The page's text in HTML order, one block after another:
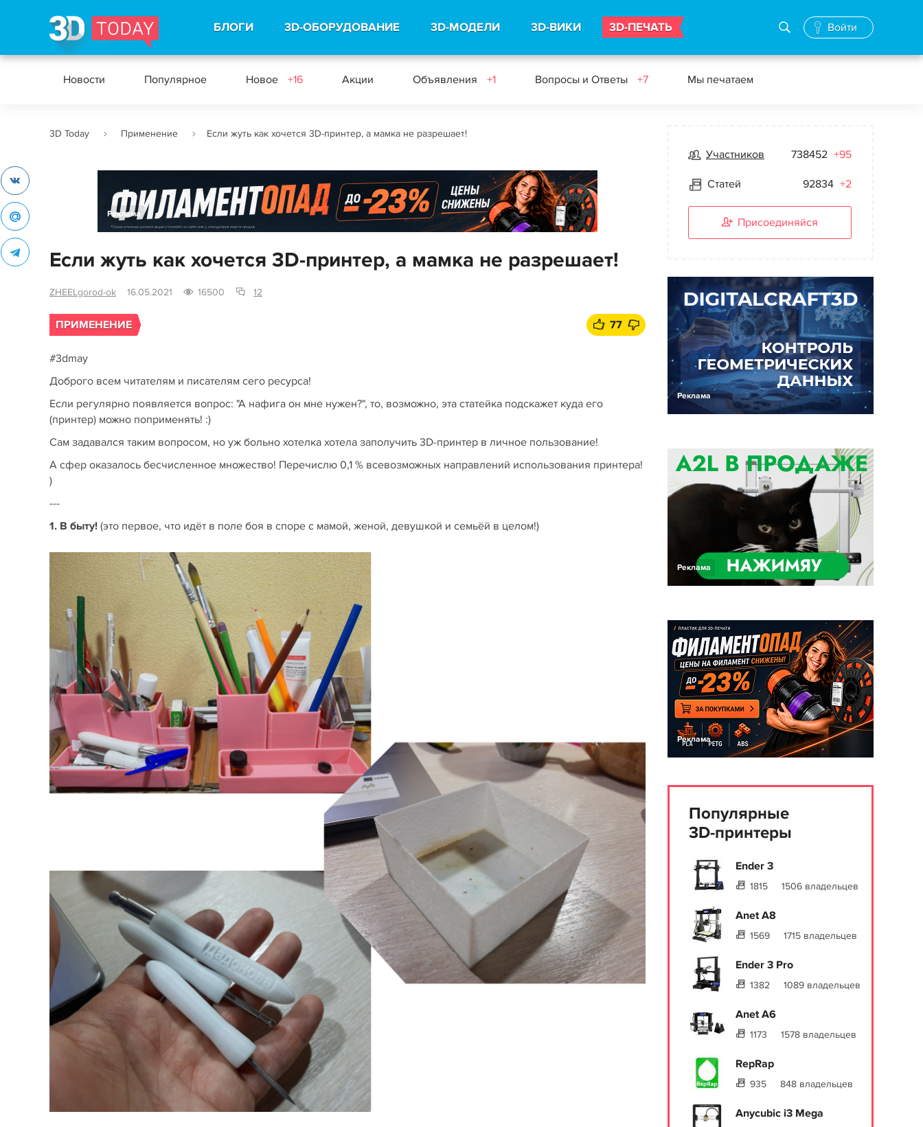
БЛОГИ 3D-ОБОРУДОВАНИЕ 3D-МОДЕЛИ 3D-ВИКИ 3D-ПЕЧАТЬ Войти
Новости Популярное Новое +16 Акции Объявления +1 Вопросы и Ответы +7 Мы печатаем
3D Today Применение Если жуть как хочется 3D-принтер, а мамка не разрешает!
Реклама
Если жуть как хочется 3D-принтер, а мамка не разрешает!
ZHEELgorod-ok 16.05.2021 16500 12
ПРИМЕНЕНИЕ 77
#3dmay
Доброго всем читателям и писателям сего ресурса!
Если регулярно появляется вопрос: "А нафига он мне нужен?", то, возможно, эта статейка подскажет куда его
(принтер) можно поприменять! :)
Сам задавался таким вопросом, но уж больно хотелка хотела заполучить 3D-принтер в личное пользование!
А сфер оказалось бесчисленное множество! Перечислю 0,1 % всевозможных направлений использования принтера!
)
---
1. В быту! (это первое, что идёт в поле боя в споре с мамой, женой, девушкой и семьёй в целом!)
Участников 738452 +95
Статей 92834 +2
Присоединяйся
Реклама
Реклама
Реклама
Популярные
3D-принтеры
Ender 3
1815 1506 владельцев
Anet A8
1569 1715 владельцев
Ender 3 Pro
1382 1089 владельцев
Anet A6
1173 1578 владельцев
RepRap
935 848 владельцев
Anycubic i3 Mega